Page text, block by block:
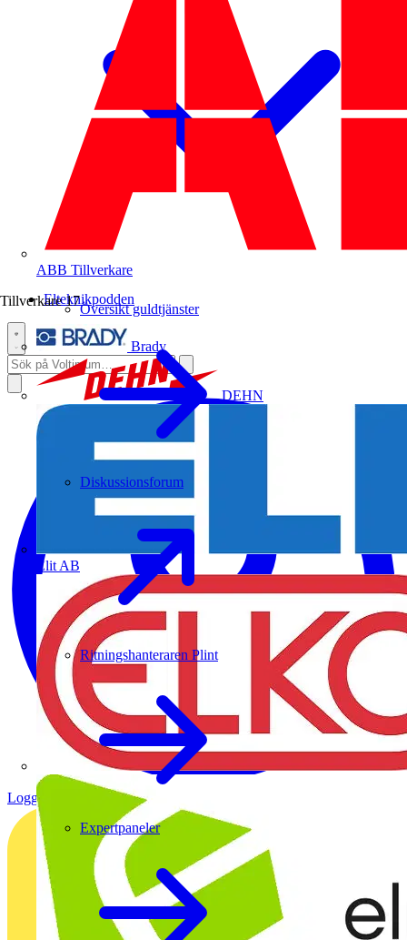
ABB Tillverkare
Tillverkare 17
Brady
DEHN
Elit AB
Översikt guldtjänster
Diskussionsforum
Ritningshanteraren Plint
Expertpaneler
Elteknikpodden
Logga in Registrera dig